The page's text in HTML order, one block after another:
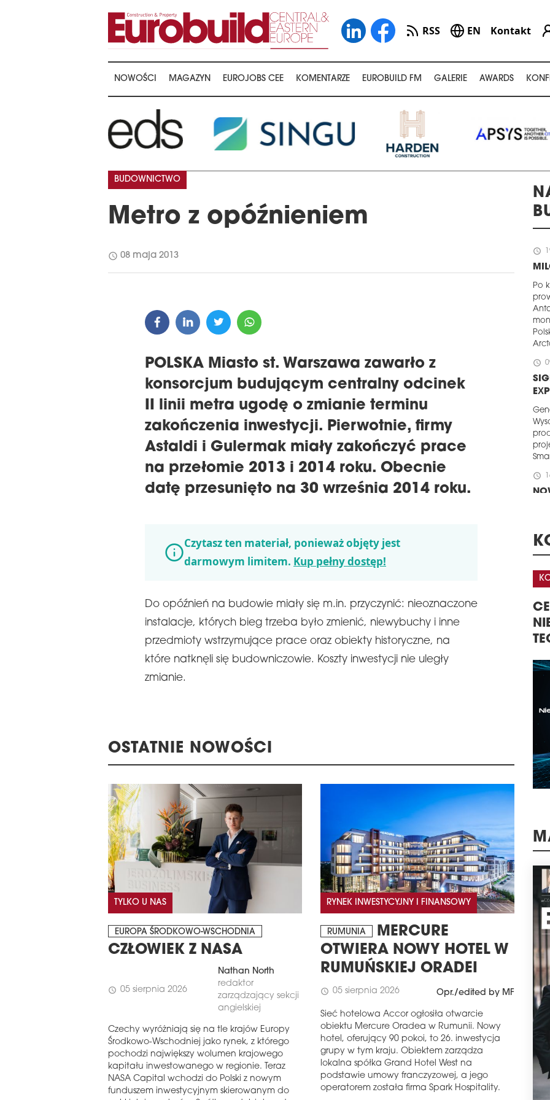
RSS EN Kontakt
NOWOŚCI MAGAZYN EUROJOBS CEE KOMENTARZE EUROBUILD FM GALERIE AWARDS
Metro z opóźnieniem
BUDOWNICTWO
schedule 08 maja 2013
POLSKA Miasto st. Warszawa zawarło z
konsorcjum budującym centralny odcinek
II linii metra ugodę o zmianie terminu
zakończenia inwestycji. Pierwotnie, firmy
Astaldi i Gulermak miały zakończyć prace
na przełomie 2013 i 2014 roku. Obecnie
datę przesunięto na 30 września 2014 roku.
Czytasz ten materiał, ponieważ objęty jest
darmowym limitem. Kup pełny dostęp!
Do opóźnień na budowie miały się m.in. przyczynić: nieoznaczone
instalacje, których bieg trzeba było zmienić, niewybuchy i inne
przedmioty wstrzymujące prace oraz obiekty historyczne, na
które natknęli się budowniczowie. Koszty inwestycji nie uległy
zmianie.
OSTATNIE NOWOŚCI
TYLKO U NAS
EUROPA ŚRODKOWO-WSCHODNIA
CZŁOWIEK Z NASA
schedule 05 sierpnia 2026
Nathan North
redaktor
zarządzający sekcji
angielskiej
Czechy wyróżniają się na tle krajów Europy
Środkowo-Wschodniej jako rynek, z którego
pochodzi największy wolumen krajowego
kapitału inwestowanego w regionie. Teraz
NASA Capital wchodzi do Polski z nowym
funduszem inwestycyjnym skierowanym do
RYNEK INWESTYCYJNY I FINANSOWY
RUMUNIA
MERCURE
OTWIERA NOWY HOTEL W
RUMUŃSKIEJ ORADEI
schedule 05 sierpnia 2026 Opr./edited by MF
Sieć hotelowa Accor ogłosiła otwarcie
obiektu Mercure Oradea w Rumunii. Nowy
hotel, oferujący 90 pokoi, to 26. inwestycja
grupy w tym kraju. Obiektem zarządza
lokalna spółka Grand Hotel West na
podstawie umowy franczyzowej, a jego
operatorem została firma Spark Hospitality.
schedule
Po
schedule
schedule
schedule
Jak
ma
schedule
schedule
AWARDS 2026
22. KONFERENCJA
MAGAZYNÓW I LOGISTYKI W
REGIONIE CEE
CENTRA DANYCH –
NIERUCHOMOŚCI,
TECHNOLOGIE, INWESTYCJE